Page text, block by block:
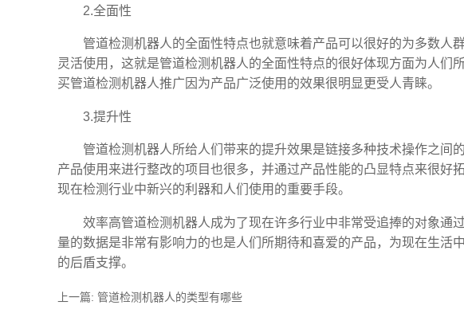
2.全面性
管道检测机器人的全面性特点也就意味着产品可以很好的为多数人
灵活使用，这就是管道检测机器人的全面性特点的很好体现方面为人们
买管道检测机器人推广因为产品广泛使用的效果很明显更受人青睐。
3.提升性
管道检测机器人所给人们带来的提升效果是链接多种技术操作之间
产品使用来进行整改的项目也很多，并通过产品性能的凸显特点来很好
现在检测行业中新兴的利器和人们使用的重要手段。
效率高管道检测机器人成为了现在许多行业中非常受追捧的对象通
量的数据是非常有影响力的也是人们所期待和喜爱的产品，为现在生活
的后盾支撑。
上一篇: 管道检测机器人的类型有哪些